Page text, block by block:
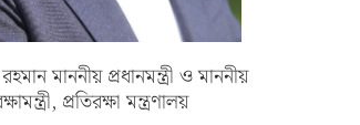
মাননীয় প্রধানমন্ত্রী ও মাননীয়
প্রতিরক্ষা মন্ত্রণালয়